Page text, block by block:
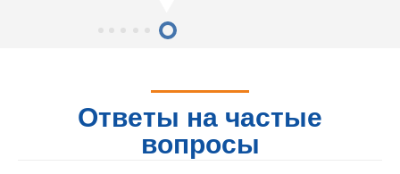
Ответы на частые
вопросы